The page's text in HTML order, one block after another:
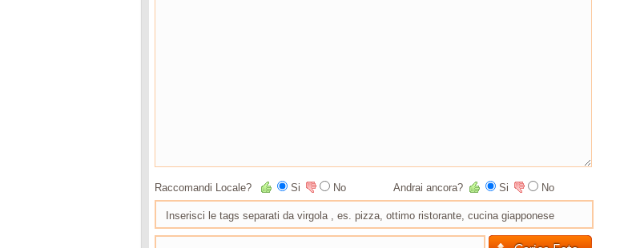
Raccomandi Locale? Si No Andrai ancora? Si No